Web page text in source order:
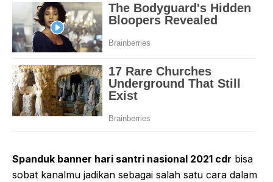
Spanduk banner hari santri nasional 2021 cdr bisa
sobat kanalmu jadikan sebagai salah satu cara dalam